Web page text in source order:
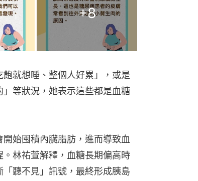
+8
就想睡、整個人好累」，或是
」等狀況，她表示這些都是血糖
始囤積內臟脂肪，進而導致血
林祐萱解釋，血糖長期偏高時
聽不見」訊號，最終形成胰島